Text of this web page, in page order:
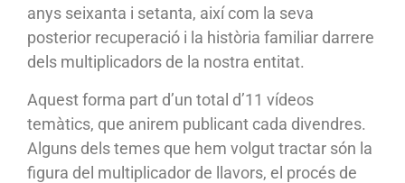
anys seixanta i setanta, així com la seva
posterior recuperació i la història familiar darrere
dels multiplicadors de la nostra entitat.
Aquest forma part d’un total d’11 vídeos
temàtics, que anirem publicant cada divendres.
Alguns dels temes que hem volgut tractar són la
figura del multiplicador de llavors, el procés de